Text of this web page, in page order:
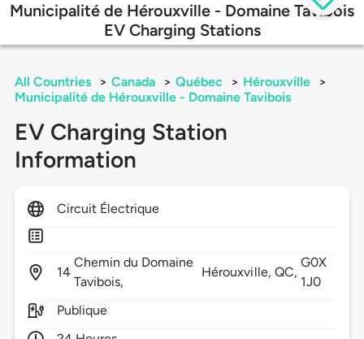
Municipalité de Hérouxville - Domaine Tavibois
EV Charging Stations
All Countries > Canada > Québec > Hérouxville
>
Municipalité de Hérouxville - Domaine Tavibois
EV Charging Station
Information
Circuit Électrique
14
Chemin du Domaine
Tavibois,
Hérouxville, QC,
G0X
1J0
Publique